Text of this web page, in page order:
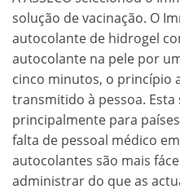
solução de vacinação. O
autocolante de hidrogel
autocolante na pele por
cinco minutos, o princípio
transmitido à pessoa.
principalmente para
falta de pessoal médico
autocolantes são mais
administrar do que as